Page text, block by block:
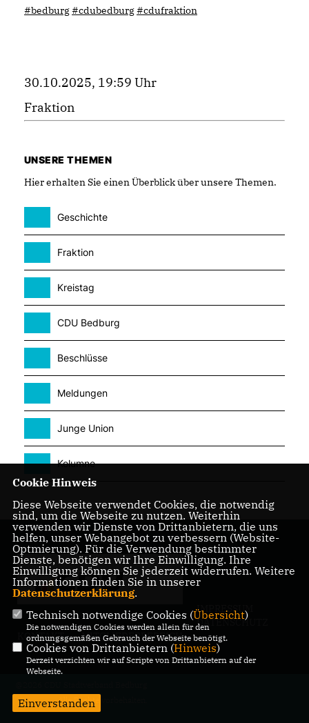
#bedburg#cdubedburg#cdufraktion
30.10.2025, 19:59 Uhr
Fraktion
UNSERE THEMEN
Hier erhalten Sie einen Überblick über unsere Themen.
Geschichte
Fraktion
Kreistag
CDU Bedburg
Beschlüsse
Meldungen
Junge Union
Kolumne
IMPRESSUM
DATENSCHUTZ
KONTAKT
MITGLIEDERBEREICH
Alle Rechte vorbehalten.
Cookie Hinweis
Diese Webseite verwendet Cookies, die notwendig
sind, um die Webseite zu nutzen. Weiterhin
verwenden wir Dienste von Drittanbietern, die uns
helfen, unser Webangebot zu verbessern (Website-
Optmierung). Für die Verwendung bestimmter
Dienste, benötigen wir Ihre Einwilligung. Ihre
Einwilligung können Sie jederzeit widerrufen. Weitere
Informationen finden Sie in unserer
Datenschutzerklärung.
Technisch notwendige Cookies (Übersicht)
Die notwendigen Cookies werden allein für den
ordnungsgemäßen Gebrauch der Webseite benötigt.
Cookies von Drittanbietern (Hinweis)
Derzeit verzichten wir auf Scripte von Drittanbietern auf der
Webseite.
Einverstanden